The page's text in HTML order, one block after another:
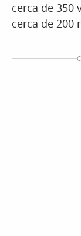
cerca de 350
cerca de 200